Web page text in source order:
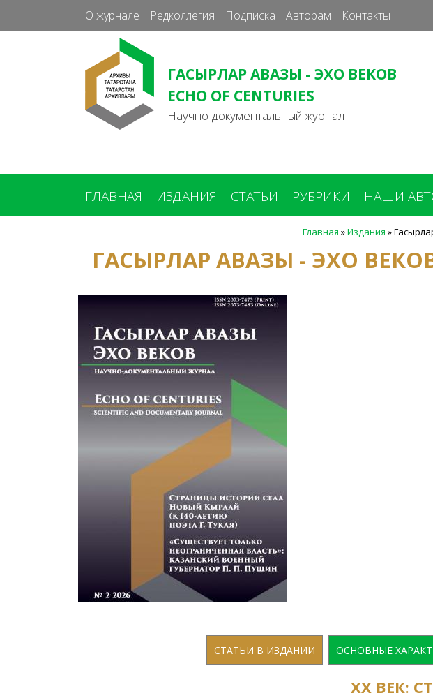
к
О журнале Редколлегия Подписка Авторам Контакты
ГАСЫРЛАР АВАЗЫ - ЭХО ВЕКОВ
ECHO OF CENTURIES
Научно-документальный журнал
ГЛАВНАЯ ИЗДАНИЯ СТАТЬИ РУБРИКИ НАШИ
здесь
Главная »Издания »
ГАСЫРЛАР АВАЗЫ - ЭХО ВЕКОВ
СТАТЬИ В ИЗДАНИИ ОСНОВНЫЕ
ХХ ВЕК: